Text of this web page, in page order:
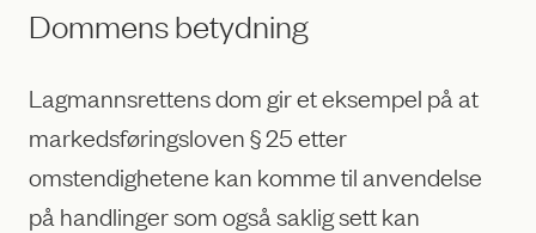
Dommens betydning
Lagmannsrettens dom gir et eksempel på at
markedsføringsloven § 25 etter
omstendighetene kan komme til anvendelse
på handlinger som også saklig sett kan